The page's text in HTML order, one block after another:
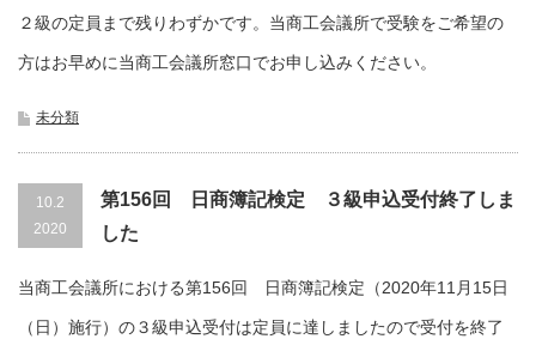
２級の定員まで残りわずかです。当商工会議所で受験をご希望の
方はお早めに当商工会議所窓口でお申し込みください。
未分類
10.2
2020
第156回 日商簿記検定 ３級申込受付終了しま
した
当商工会議所における第156回 日商簿記検定（2020年11月15日
（日）施行）の３級申込受付は定員に達しましたので受付を終了